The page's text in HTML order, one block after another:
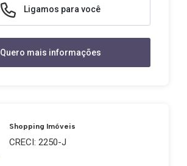
Ligamos para você
Quero mais informações
Shopping Imóveis
CRECI: 2250-J